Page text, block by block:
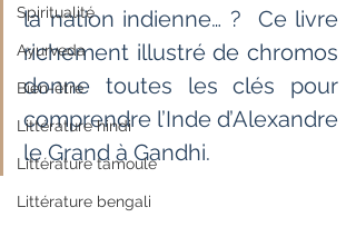
Spiritualité
Ayurveda
Bien-être
Littérature hindi
Littérature tamoule
Littérature bengali
la nation indienne… ?  Ce livre
richement illustré de chromos
donne toutes les clés pour
comprendre l’Inde d’Alexandre
le Grand à Gandhi.